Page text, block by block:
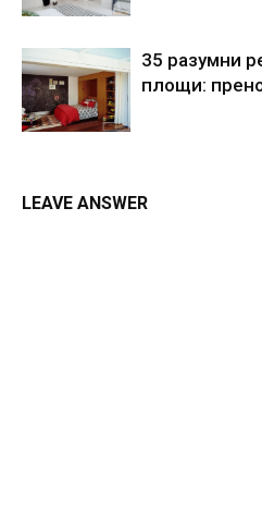
35 разумни
площи:
LEAVE ANSWER